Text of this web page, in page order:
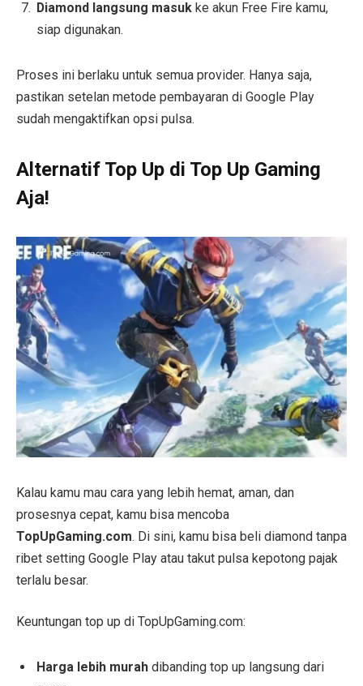
Diamond langsung masuk ke akun Free Fire kamu,
siap digunakan.
Proses ini berlaku untuk semua provider. Hanya saja,
pastikan setelan metode pembayaran di Google Play
sudah mengaktifkan opsi pulsa.
Alternatif Top Up di Top Up Gaming
Aja!
Kalau kamu mau cara yang lebih hemat, aman, dan
prosesnya cepat, kamu bisa mencoba
TopUpGaming.com. Di sini, kamu bisa beli diamond tanpa
ribet setting Google Play atau takut pulsa kepotong pajak
terlalu besar.
Keuntungan top up di TopUpGaming.com:
Harga lebih murah dibanding top up langsung dari